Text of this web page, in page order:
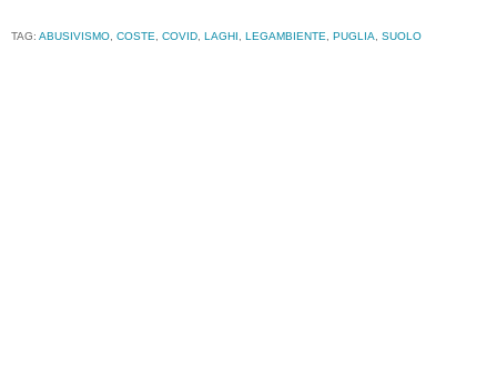
TAG: ABUSIVISMO, COSTE, COVID, LAGHI, LEGAMBIENTE, PUGLIA, SUOLO